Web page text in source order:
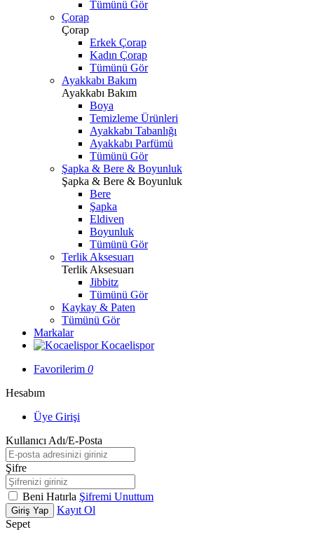
Tümünü Gör
Çorap
Çorap
Erkek Çorap
Kadın Çorap
Tümünü Gör
Ayakkabı Bakım
Ayakkabı Bakım
Boya
Temizleme Ürünleri
Ayakkabı Tabanlığı
Ayakkabı Parfümü
Tümünü Gör
Şapka & Bere & Boyunluk
Şapka & Bere & Boyunluk
Bere
Şapka
Eldiven
Boyunluk
Tümünü Gör
Terlik Aksesuarı
Terlik Aksesuarı
Jibbitz
Tümünü Gör
Kaykay & Paten
Tümünü Gör
Markalar
Kocaelispor
Favorilerim 0
Hesabım
Üye Girişi
Kullanıcı Adı/E-Posta
Şifre
Beni Hatırla Şifremi Unuttum
Giriş Yap
Kayıt Ol
Sepet